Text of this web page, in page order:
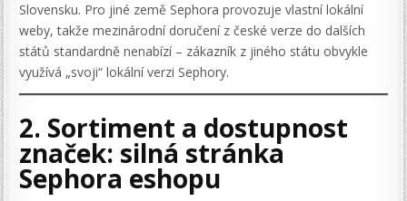
Slovensku. Pro jiné země Sephora provozuje vlastní lokální
weby, takže mezinárodní doručení z české verze do dalších
států standardně nenabízí – zákazník z jiného státu obvykle
využívá „svoji“ lokální verzi Sephory.
2. Sortiment a dostupnost
značek: silná stránka
Sephora eshopu